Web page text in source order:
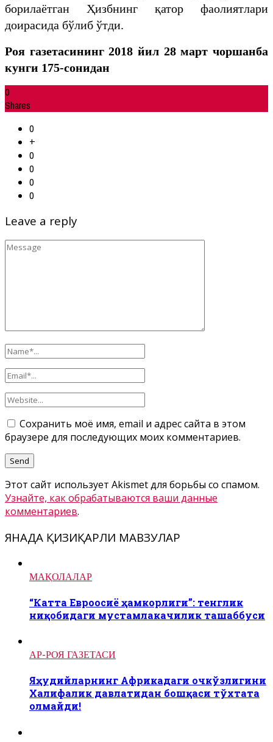
борилаётган Ҳизбнинг қатор фаолиятлари
доирасида бўлиб ўтди.
Роя газетасининг 2018 йил 28 март чоршанба
кунги 175-сонидан
0
Shares
0
+
0
0
0
0
Leave a reply
Сохранить моё имя, email и адрес сайта в этом
браузере для последующих моих комментариев.
Этот сайт использует Akismet для борьбы со спамом.
Узнайте, как обрабатываются ваши данные
комментариев.
ЯНАДА ҚИЗИҚАРЛИ МАВЗУЛАР
МАҚОЛАЛАР
“Катта Евроосиё ҳамкорлиги”: тенглик
ниқобидаги мустамлакачилик ташаббуси
АР-РОЯ ГАЗЕТАСИ
Яҳудийларнинг Африкадаги очкўзлигини
Халифалик давлатидан бошқаси тўхтата
олмайди!